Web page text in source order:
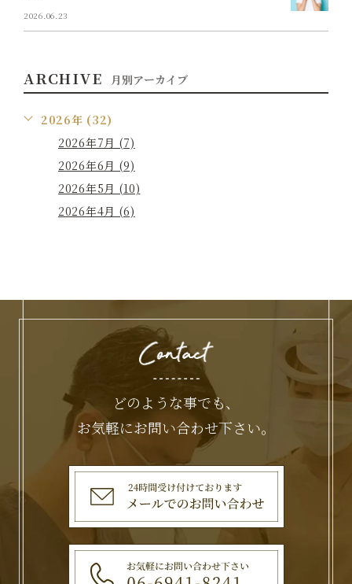
2026.06.23
ARCHIVE 月別アーカイブ
2026年 (32)
2026年7月 (7)
2026年6月 (9)
2026年5月 (10)
2026年4月 (6)
どのような事でも、
お気軽にお問い合わせ下さい。